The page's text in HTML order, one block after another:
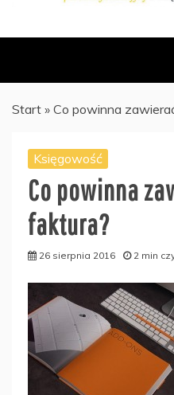
Start » Co powinna
Księgowość
Co powinna
faktura?
26 sierpnia 2016 2 min